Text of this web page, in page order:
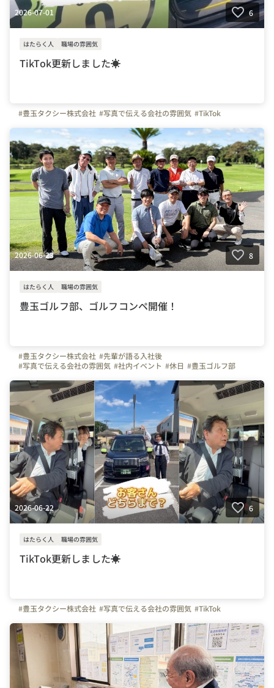
2026-07-01 6
はたらく人 職場の雰囲気
TikTok更新しました☀
#豊玉タクシー株式会社 #写真で伝える会社の雰囲気 #TikTok
2026-06-23 8
はたらく人 職場の雰囲気
豊玉ゴルフ部、ゴルフコンペ開催！
#豊玉タクシー株式会社 #先輩が語る入社後
#写真で伝える会社の雰囲気 #社内イベント #休日 #豊玉ゴルフ部
2026-06-22 6
はたらく人 職場の雰囲気
TikTok更新しました☀
#豊玉タクシー株式会社 #写真で伝える会社の雰囲気 #TikTok